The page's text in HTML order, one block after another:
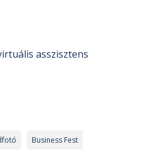
asszisztens
Business Fest